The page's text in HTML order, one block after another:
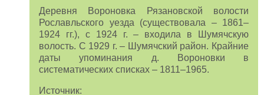
Деревня Вороновка Рязановской волости
Рославльского уезда (существовала – 1861–
1924 гг.), с 1924 г. – входила в Шумячскую
волость. С 1929 г. – Шумячский район. Крайние
даты упоминания д. Вороновки в
систематических списках – 1811–1965.
Источник: